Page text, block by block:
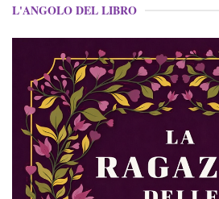
L'ANGOLO DEL LIBRO